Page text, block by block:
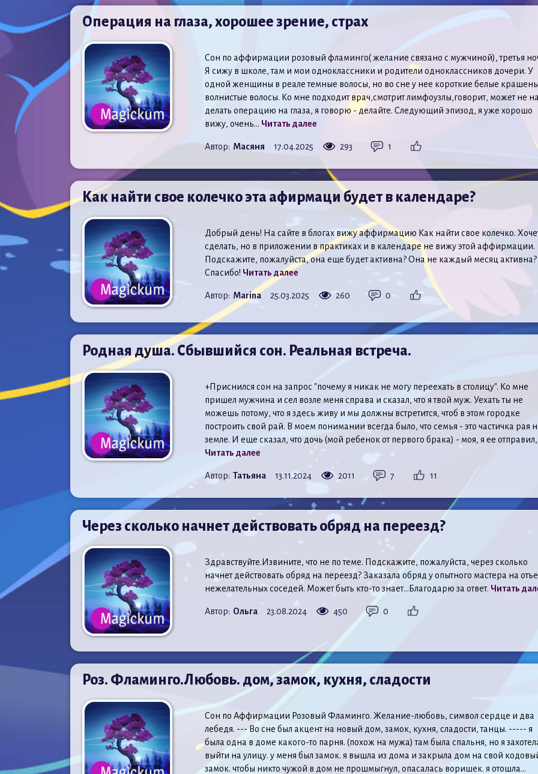
Операция на глаза, хорошее зрение, страх
Сон по аффирмации розовый фламинго( желание связано с мужчиной), третья
Я сижу в школе, там и мои одноклассники и родители одноклассников дочери. У
одной женщины в реале темные волосы, но во сне у нее короткие белые
волнистые волосы. Ко мне подходит врач,смотрит лимфоузлы,говорит, может не
делать операцию на глаза, я говорю - делайте. Следующий эпизод, я уже хорошо
вижу, очень... Читать далее
Автор: Масяня 17.04.2025 293 1
Как найти свое колечко эта афирмаци будет в календаре?
Добрый день! На сайте в блогах вижу аффирмацию Как найти свое колечко.
сделать, но в приложении в практиках и в календаре не вижу этой аффирмации.
Подскажите, пожалуйста, она еще будет активна? Она не каждый месяц активна?
Спасибо! Читать далее
Автор: Marina 25.03.2025 260 0
Родная душа. Сбывшийся сон. Реальная встреча.
+Приснился сон на запрос "почему я никак не могу переехать в столицу". Ко мне
пришел мужчина и сел возле меня справа и сказал, что я твой муж. Уехать ты не
можешь потому, что я здесь живу и мы должны встретится, чтоб в этом городке
построить свой рай. В моем понимании всегда было, что семья - это частичка рая
земле. И еще сказал, что дочь (мой ребенок от первого брака) - моя, я ее
Читать далее
Автор: Татьяна 13.11.2024 2011 7 11
Через сколько начнет действовать обряд на переезд?
Здравствуйте.Извините, что не по теме. Подскажите, пожалуйста, через сколько
начнет действовать обряд на переезд? Заказала обряд у опытного мастера на
нежелательных соседей. Может быть кто-то знает…Благодарю за ответ. Читать
Автор: Ольга 23.08.2024 450 0
Роз. Фламинго.Любовь. дом, замок, кухня, сладости
Сон по Аффирмации Розовый Фламинго. Желание-любовь, символ сердце и два
лебедя. --- Во сне был акцент на новый дом, замок, кухня, сладости, танцы. ----- я
была одна в доме какого-то парня. (похож на мужа) там была спальня, но я
выйти на улицу. у меня был замок. я вышла из дома и закрыла дом на свой
замок. чтобы никто чужой в дом не прошмыгнул, опасалась воришек. я отошла...